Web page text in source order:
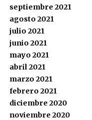
septiembre 2021
agosto 2021
julio 2021
junio 2021
mayo 2021
abril 2021
marzo 2021
febrero 2021
diciembre 2020
noviembre 2020